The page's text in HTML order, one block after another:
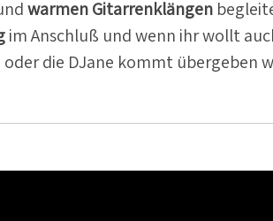
warmen Gitar­ren­klängen
im Anschluß und wenn ihr wollt
oder die DJane kommt übergeben